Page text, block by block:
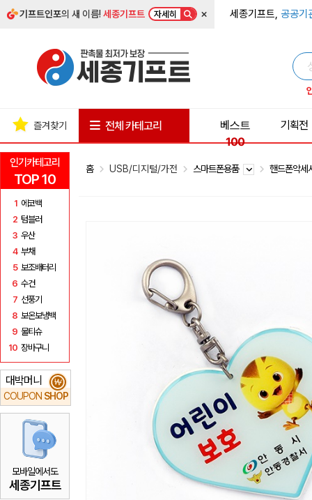
기프트인포의 새 이름!세종기프트 자세히 × 세종기프트, 공공기
인기카테고리
TOP 10
1 에코백
2 텀블러
3 우산
4 부채
5 보조배터리
6 수건
7 선풍기
8 보온보냉백
9 물티슈
10 장바구니
대박머니
COUPON SHOP
₩
모바일에서도
세종기프트
즐겨찾기 전체 카테고리
베스트
100
기획전
홈 USB/디지털/가전 스마트폰용품 핸드폰악